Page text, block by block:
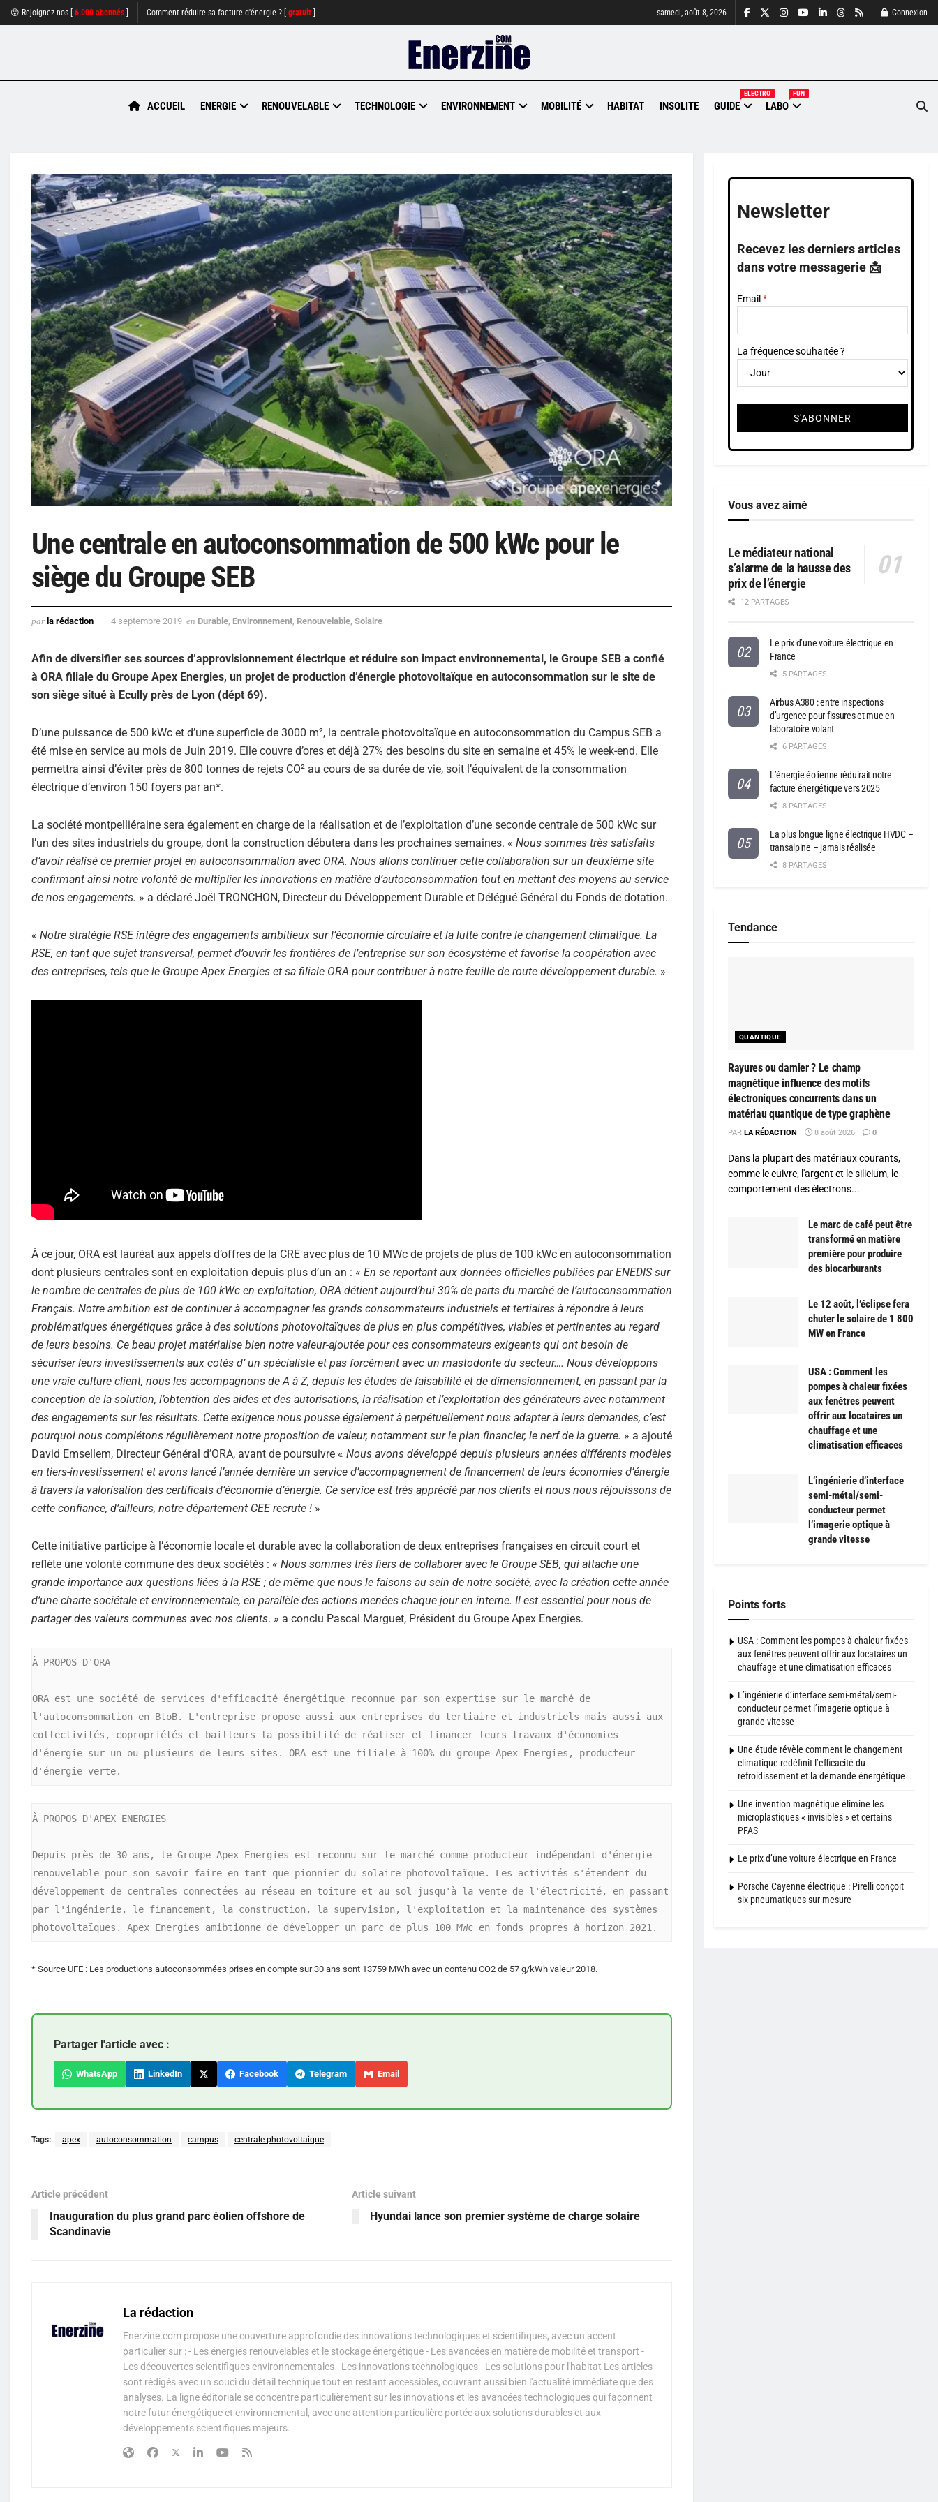
😮 Rejoignez nos [ 6.000 abonnés Comment réduire sa facture d'énergie ? [ gratuit samedi, août 8, 2026 Connexion
ACCUEIL ENERGIE RENOUVELABLE TECHNOLOGIE ENVIRONNEMENT MOBILITÉ HABITAT INSOLITE GUIDE
ELECTRO
LABO
FUN
Une centrale en autoconsommation de 500 kWc pour le
siège du Groupe SEB
par la rédaction 4 septembre 2019 en Durable Environnement Renouvelable Solaire
Afin de diversifier ses sources d’approvisionnement électrique et réduire son impact environnemental, le Groupe SEB a confié
à ORA filiale du Groupe Apex Energies, un projet de production d’énergie photovoltaïque en autoconsommation sur le site de
son siège situé à Ecully près de Lyon (dépt 69).
D’une puissance de 500 kWc et d’une superficie de 3000 m², la centrale photovoltaïque en autoconsommation du Campus SEB a
été mise en service au mois de Juin 2019. Elle couvre d’ores et déjà 27% des besoins du site en semaine et 45% le week-end. Elle
permettra ainsi d’éviter près de 800 tonnes de rejets CO² au cours de sa durée de vie, soit l’équivalent de la consommation
électrique d’environ 150 foyers par an*.
La société montpelliéraine sera également en charge de la réalisation et de l’exploitation d’une seconde centrale de 500 kWc sur
l’un des sites industriels du groupe, dont la construction débutera dans les prochaines semaines. « Nous sommes très satisfaits
d’avoir réalisé ce premier projet en autoconsommation avec ORA. Nous allons continuer cette collaboration sur un deuxième site
confirmant ainsi notre volonté de multiplier les innovations en matière d’autoconsommation tout en mettant des moyens au service
de nos engagements. » a déclaré Joël TRONCHON, Directeur du Développement Durable et Délégué Général du Fonds de dotation.
« Notre stratégie RSE intègre des engagements ambitieux sur l’économie circulaire et la lutte contre le changement climatique. La
RSE, en tant que sujet transversal, permet d’ouvrir les frontières de l’entreprise sur son écosystème et favorise la coopération avec
des entreprises, tels que le Groupe Apex Energies et sa filiale ORA pour contribuer à notre feuille de route développement durable. »
À ce jour, ORA est lauréat aux appels d’offres de la CRE avec plus de 10 MWc de projets de plus de 100 kWc en autoconsommation
dont plusieurs centrales sont en exploitation depuis plus d’un an : « En se reportant aux données officielles publiées par ENEDIS sur
le nombre de centrales de plus de 100 kWc en exploitation, ORA détient aujourd’hui 30% de parts du marché de l’autoconsommation
Français. Notre ambition est de continuer à accompagner les grands consommateurs industriels et tertiaires à répondre à leurs
problématiques énergétiques grâce à des solutions photovoltaïques de plus en plus compétitives, viables et pertinentes au regard
de leurs besoins. Ce beau projet matérialise bien notre valeur-ajoutée pour ces consommateurs exigeants qui ont besoin de
sécuriser leurs investissements aux cotés d’ un spécialiste et pas forcément avec un mastodonte du secteur…. Nous développons
une vraie culture client, nous les accompagnons de A à Z, depuis les études de faisabilité et de dimensionnement, en passant par la
conception de la solution, l’obtention des aides et des autorisations, la réalisation et l’exploitation des générateurs avec notamment
des engagements sur les résultats. Cette exigence nous pousse également à perpétuellement nous adapter à leurs demandes, c’est
pourquoi nous complétons régulièrement notre proposition de valeur, notamment sur le plan financier, le nerf de la guerre. » a ajouté
David Emsellem, Directeur Général d’ORA, avant de poursuivre « Nous avons développé depuis plusieurs années différents modèles
en tiers-investissement et avons lancé l’année dernière un service d’accompagnement de financement de leurs économies d’énergie
à travers la valorisation des certificats d’économie d’énergie. Ce service est très apprécié par nos clients et nous nous réjouissons de
cette confiance, d’ailleurs, notre département CEE recrute ! »
Cette initiative participe à l’économie locale et durable avec la collaboration de deux entreprises françaises en circuit court et
reflète une volonté commune des deux sociétés : « Nous sommes très fiers de collaborer avec le Groupe SEB, qui attache une
grande importance aux questions liées à la RSE ; de même que nous le faisons au sein de notre société, avec la création cette année
d’une charte sociétale et environnementale, en parallèle des actions menées chaque jour en interne. Il est essentiel pour nous de
partager des valeurs communes avec nos clients. » a conclu Pascal Marguet, Président du Groupe Apex Energies.
À PROPOS D'ORA
ORA est une société de services d'efficacité énergétique reconnue par son expertise sur le marché de
l'autoconsommation en BtoB. L'entreprise propose aussi aux entreprises du tertiaire et industriels mais aussi aux
collectivités, copropriétés et bailleurs la possibilité de réaliser et financer leurs travaux d'économies
d'énergie sur un ou plusieurs de leurs sites. ORA est une filiale à 100% du groupe Apex Energies, producteur
d'énergie verte.
À PROPOS D'APEX ENERGIES
Depuis près de 30 ans, le Groupe Apex Energies est reconnu sur le marché comme producteur indépendant d'énergie
renouvelable pour son savoir-faire en tant que pionnier du solaire photovoltaïque. Les activités s'étendent du
développement de centrales connectées au réseau en toiture et au sol jusqu'à la vente de l'électricité, en passant
par l'ingénierie, le financement, la construction, la supervision, l'exploitation et la maintenance des systèmes
photovoltaïques. Apex Energies amibtionne de développer un parc de plus 100 MWc en fonds propres à horizon 2021.
* Source UFE : Les productions autoconsommées prises en compte sur 30 ans sont 13759 MWh avec un contenu CO2 de 57 g/kWh valeur 2018.
Partager l'article avec :
WhatsApp LinkedIn Facebook Telegram Email
Tags: apex autoconsommation campus centrale photovoltaique
Article précédent
Inauguration du plus grand parc éolien offshore de
Scandinavie
Article suivant
Hyundai lance son premier système de charge solaire
La rédaction
Enerzine.com propose une couverture approfondie des innovations technologiques et scientifiques, avec un accent
particulier sur : - Les énergies renouvelables et le stockage énergétique - Les avancées en matière de mobilité et transport -
Les découvertes scientifiques environnementales - Les innovations technologiques - Les solutions pour l'habitat Les articles
sont rédigés avec un souci du détail technique tout en restant accessibles, couvrant aussi bien l'actualité immédiate que des
analyses. La ligne éditoriale se concentre particulièrement sur les innovations et les avancées technologiques qui façonnent
notre futur énergétique et environnemental, avec une attention particulière portée aux solutions durables et aux
développements scientifiques majeurs.
Newsletter
Recevez les derniers articles
dans votre messagerie 📩
Email
La fréquence souhaitée ?
Vous avez aimé
Le médiateur national
s’alarme de la hausse des
prix de l’énergie
12 PARTAGES
Le prix d’une voiture électrique en
France
5 PARTAGES
Airbus A380 : entre inspections
d’urgence pour fissures et mue en
laboratoire volant
6 PARTAGES
L’énergie éolienne réduirait notre
facture énergétique vers 2025
8 PARTAGES
La plus longue ligne électrique HVDC –
transalpine – jamais réalisée
8 PARTAGES
Tendance
QUANTIQUE
Rayures ou damier ? Le champ
magnétique influence des motifs
électroniques concurrents dans un
matériau quantique de type graphène
PAR LA RÉDACTION 8 août 2026 0
Dans la plupart des matériaux courants,
comme le cuivre, l'argent et le silicium, le
comportement des électrons...
Le marc de café peut être
transformé en matière
première pour produire
des biocarburants
Le 12 août, l’éclipse fera
chuter le solaire de 1 800
MW en France
USA : Comment les
pompes à chaleur fixées
aux fenêtres peuvent
offrir aux locataires un
chauffage et une
climatisation efficaces
L’ingénierie d’interface
semi-métal/semi-
conducteur permet
l’imagerie optique à
grande vitesse
Points forts
USA : Comment les pompes à chaleur fixées
aux fenêtres peuvent offrir aux locataires un
chauffage et une climatisation efficaces
L’ingénierie d’interface semi-métal/semi-
conducteur permet l’imagerie optique à
grande vitesse
Une étude révèle comment le changement
climatique redéfinit l’efficacité du
refroidissement et la demande énergétique
Une invention magnétique élimine les
microplastiques « invisibles » et certains
PFAS
Le prix d’une voiture électrique en France
Porsche Cayenne électrique : Pirelli conçoit
six pneumatiques sur mesure